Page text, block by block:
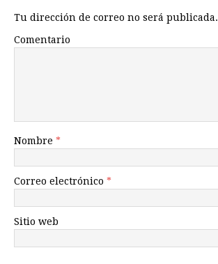
Tu dirección de correo no será publicada.
Comentario
Nombre *
Correo electrónico *
Sitio web